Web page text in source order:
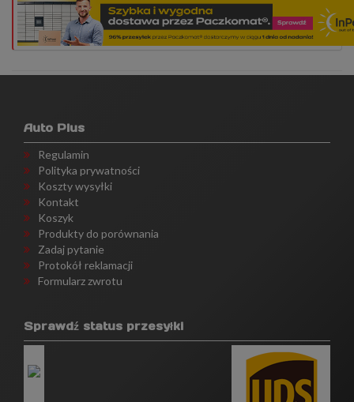
Auto Plus
Regulamin
Polityka prywatności
Koszty wysyłki
Kontakt
Koszyk
Produkty do porównania
Zadaj pytanie
Protokół reklamacji
Formularz zwrotu
Sprawdź status przesyłki